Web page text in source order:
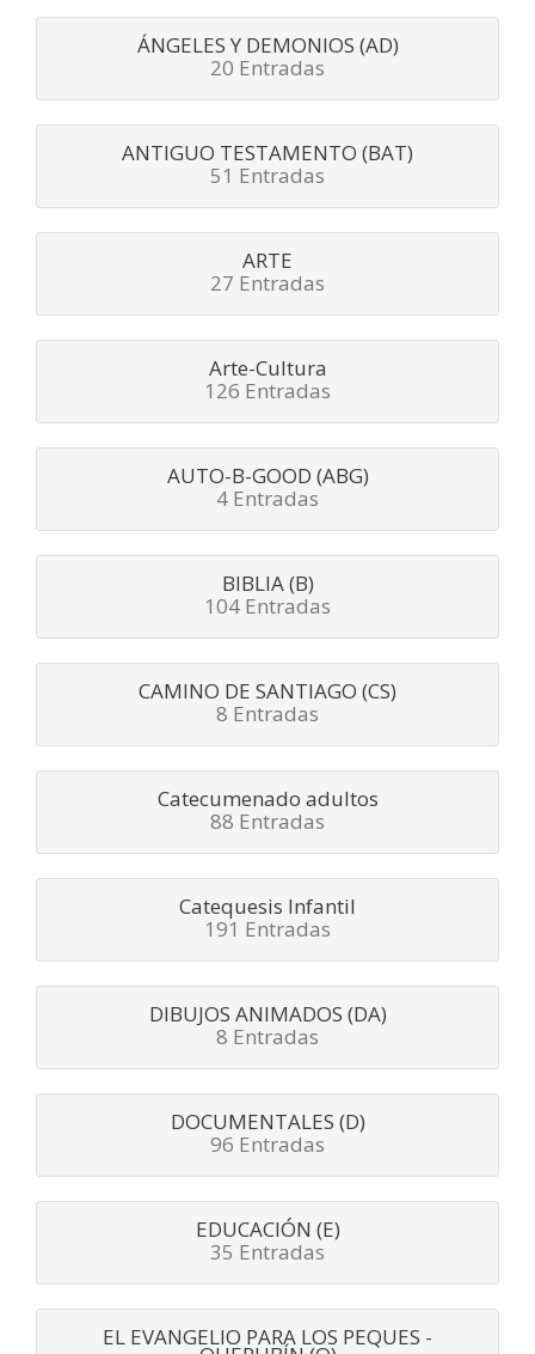
ÁNGELES Y DEMONIOS (AD)
20 Entradas
ANTIGUO TESTAMENTO (BAT)
51 Entradas
ARTE
27 Entradas
Arte-Cultura
126 Entradas
AUTO-B-GOOD (ABG)
4 Entradas
BIBLIA (B)
104 Entradas
CAMINO DE SANTIAGO (CS)
8 Entradas
Catecumenado adultos
88 Entradas
Catequesis Infantil
191 Entradas
DIBUJOS ANIMADOS (DA)
8 Entradas
DOCUMENTALES (D)
96 Entradas
EDUCACIÓN (E)
35 Entradas
EL EVANGELIO PARA LOS PEQUES -